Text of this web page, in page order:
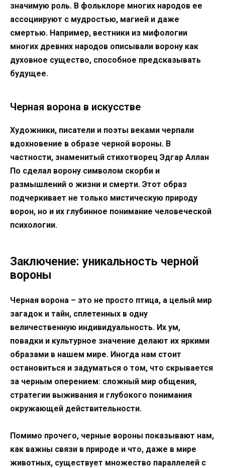
значимую роль. В фольклоре многих народов ее
ассоциируют с мудростью, магией и даже
смертью. Например, вестники из мифологии
многих древних народов описывали ворону как
духовное существо, способное предсказывать
будущее.
Черная ворона в искусстве
Художники, писатели и поэты веками черпали
вдохновение в образе черной вороны. В
частности, знаменитый стихотворец Эдгар Аллан
По сделал ворону символом скорби и
размышлений о жизни и смерти. Этот образ
подчеркивает не только мистическую природу
ворон, но и их глубинное понимание человеческой
психологии.
Заключение: уникальность черной
вороны
Черная ворона – это не просто птица, а целый мир
загадок и тайн, сплетенных в одну
величественную индивидуальность. Их ум,
повадки и культурное значение делают их яркими
образами в нашем мире. Иногда нам стоит
остановиться и задуматься о том, что скрывается
за черным оперением: сложный мир общения,
стратегии выживания и глубокого понимания
окружающей действительности.
Помимо прочего, черные вороны показывают нам,
как важны связи в природе и что, даже в мире
животных, существует множество параллелей с